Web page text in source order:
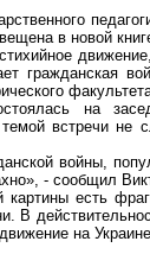
в новой
гражданская
на
встречи
войны,
- сообщил
есть
В
на